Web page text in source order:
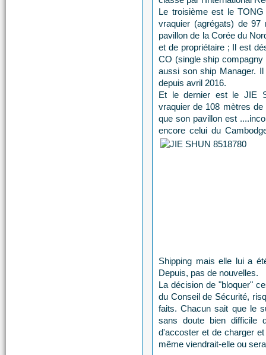
Le troisième est le
vraquier (agrégats) de
pavillon de la Corée du
et de propriétaire ; Il est
CO (single ship
aussi son ship Manager.
depuis avril 2016.
Et le dernier est le JIE
vraquier de 108 mètres
que son pavillon est
encore celui du
Shipping mais elle lui a
Depuis, pas de nouvelles.
La décision de "bloquer"
du Conseil de Sécurité,
faits. Chacun sait que le
sans doute bien difficile
d'accoster et de charger
même viendrait-elle ou